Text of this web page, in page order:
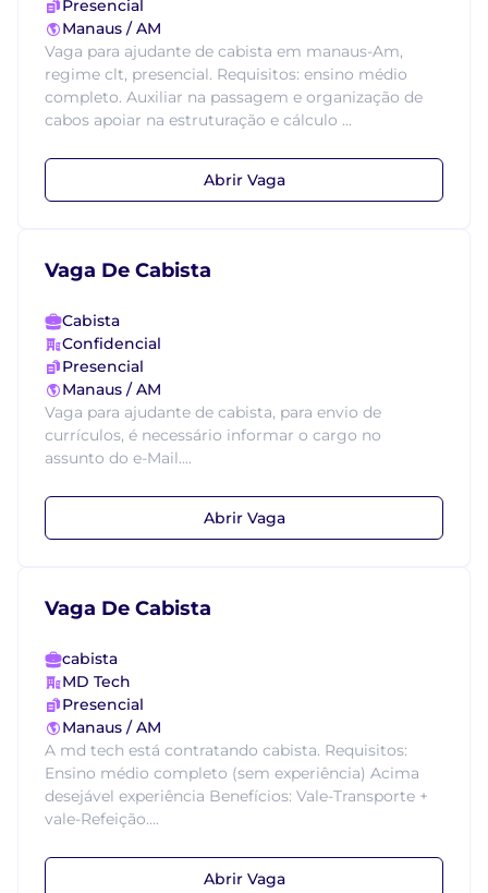
Presencial
Manaus / AM
Vaga para ajudante de cabista em manaus-Am,
regime clt, presencial. Requisitos: ensino médio
completo. Auxiliar na passagem e organização de
cabos apoiar na estruturação e cálculo ...
Abrir Vaga
Vaga De Cabista
Cabista
Confidencial
Presencial
Manaus / AM
Vaga para ajudante de cabista, para envio de
currículos, é necessário informar o cargo no
assunto do e-Mail....
Abrir Vaga
Vaga De Cabista
cabista
MD Tech
Presencial
Manaus / AM
A md tech está contratando cabista. Requisitos:
Ensino médio completo (sem experiência) Acima
desejável experiência Benefícios: Vale-Transporte +
vale-Refeição....
Abrir Vaga